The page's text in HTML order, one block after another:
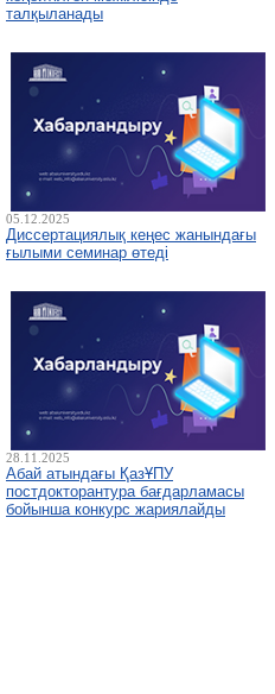
талқыланады
05.12.2025
Диссертациялық кеңес жанындағы
ғылыми семинар өтеді
28.11.2025
Абай атындағы ҚазҰПУ
постдокторантура бағдарламасы
бойынша конкурс жариялайды